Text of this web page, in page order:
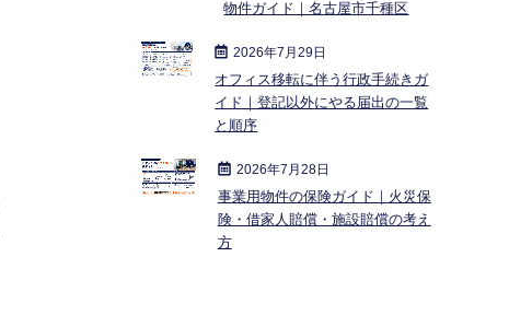
物件ガイド｜名古屋市千種区
2026年7月29日
オフィス移転に伴う行政手続きガ
イド｜登記以外にやる届出の一覧
と順序
2026年7月28日
事業用物件の保険ガイド｜火災保
険・借家人賠償・施設賠償の考え
方